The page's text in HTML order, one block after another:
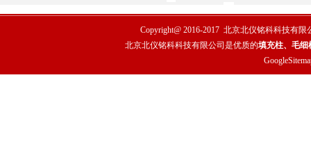
Copyright@ 2016-2017 北京北仪铭科科技有限
北京北仪铭科科技有限公司是优质的填充柱、毛细